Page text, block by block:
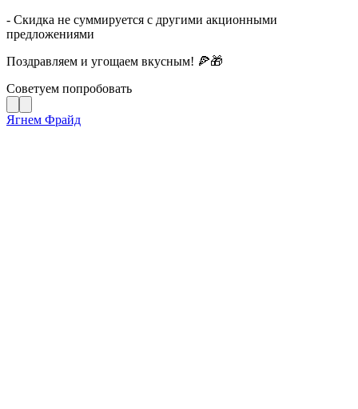
- Скидка не суммируется с другими акционными
предложениями
Поздравляем и угощаем вкусным! 🍕🎁
Советуем попробовать
Ягнем Фрайд